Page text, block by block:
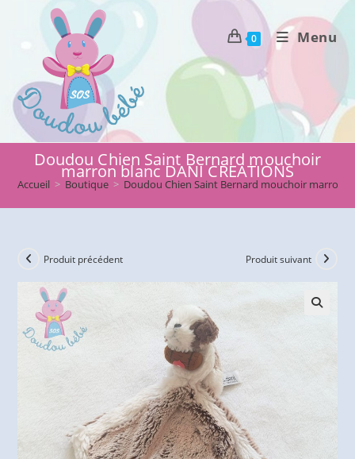
0 Menu
Doudou Chien Saint Bernard mouchoir
marron blanc DANI CREATIONS
Accueil > Boutique > Doudou Chien Saint Bernard mouchoir marron
Produit précédent Produit suivant